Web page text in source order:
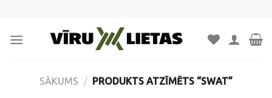
content
SĀKUMS / PRODUKTS ATZĪMĒTS “SWAT”